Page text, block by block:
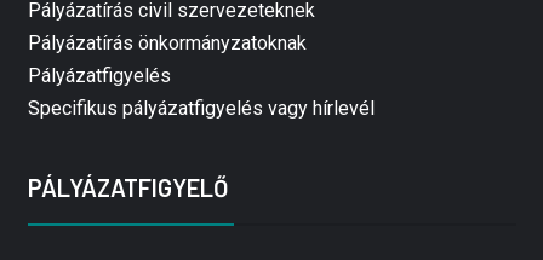
Pályázatírás civil szervezeteknek
Pályázatírás önkormányzatoknak
Pályázatfigyelés
Specifikus pályázatfigyelés vagy hírlevél
PÁLYÁZATFIGYELŐ